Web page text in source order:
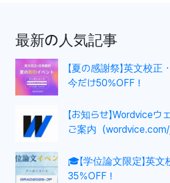
最新の人気記事
【夏の感謝祭】英文校
今だけ50%OFF！
【お知らせ】Wordvice
ご案内（wordvice.com/
🎓【学位論文限定】英
35％OFF！